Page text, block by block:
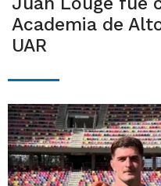
Academia de
UAR